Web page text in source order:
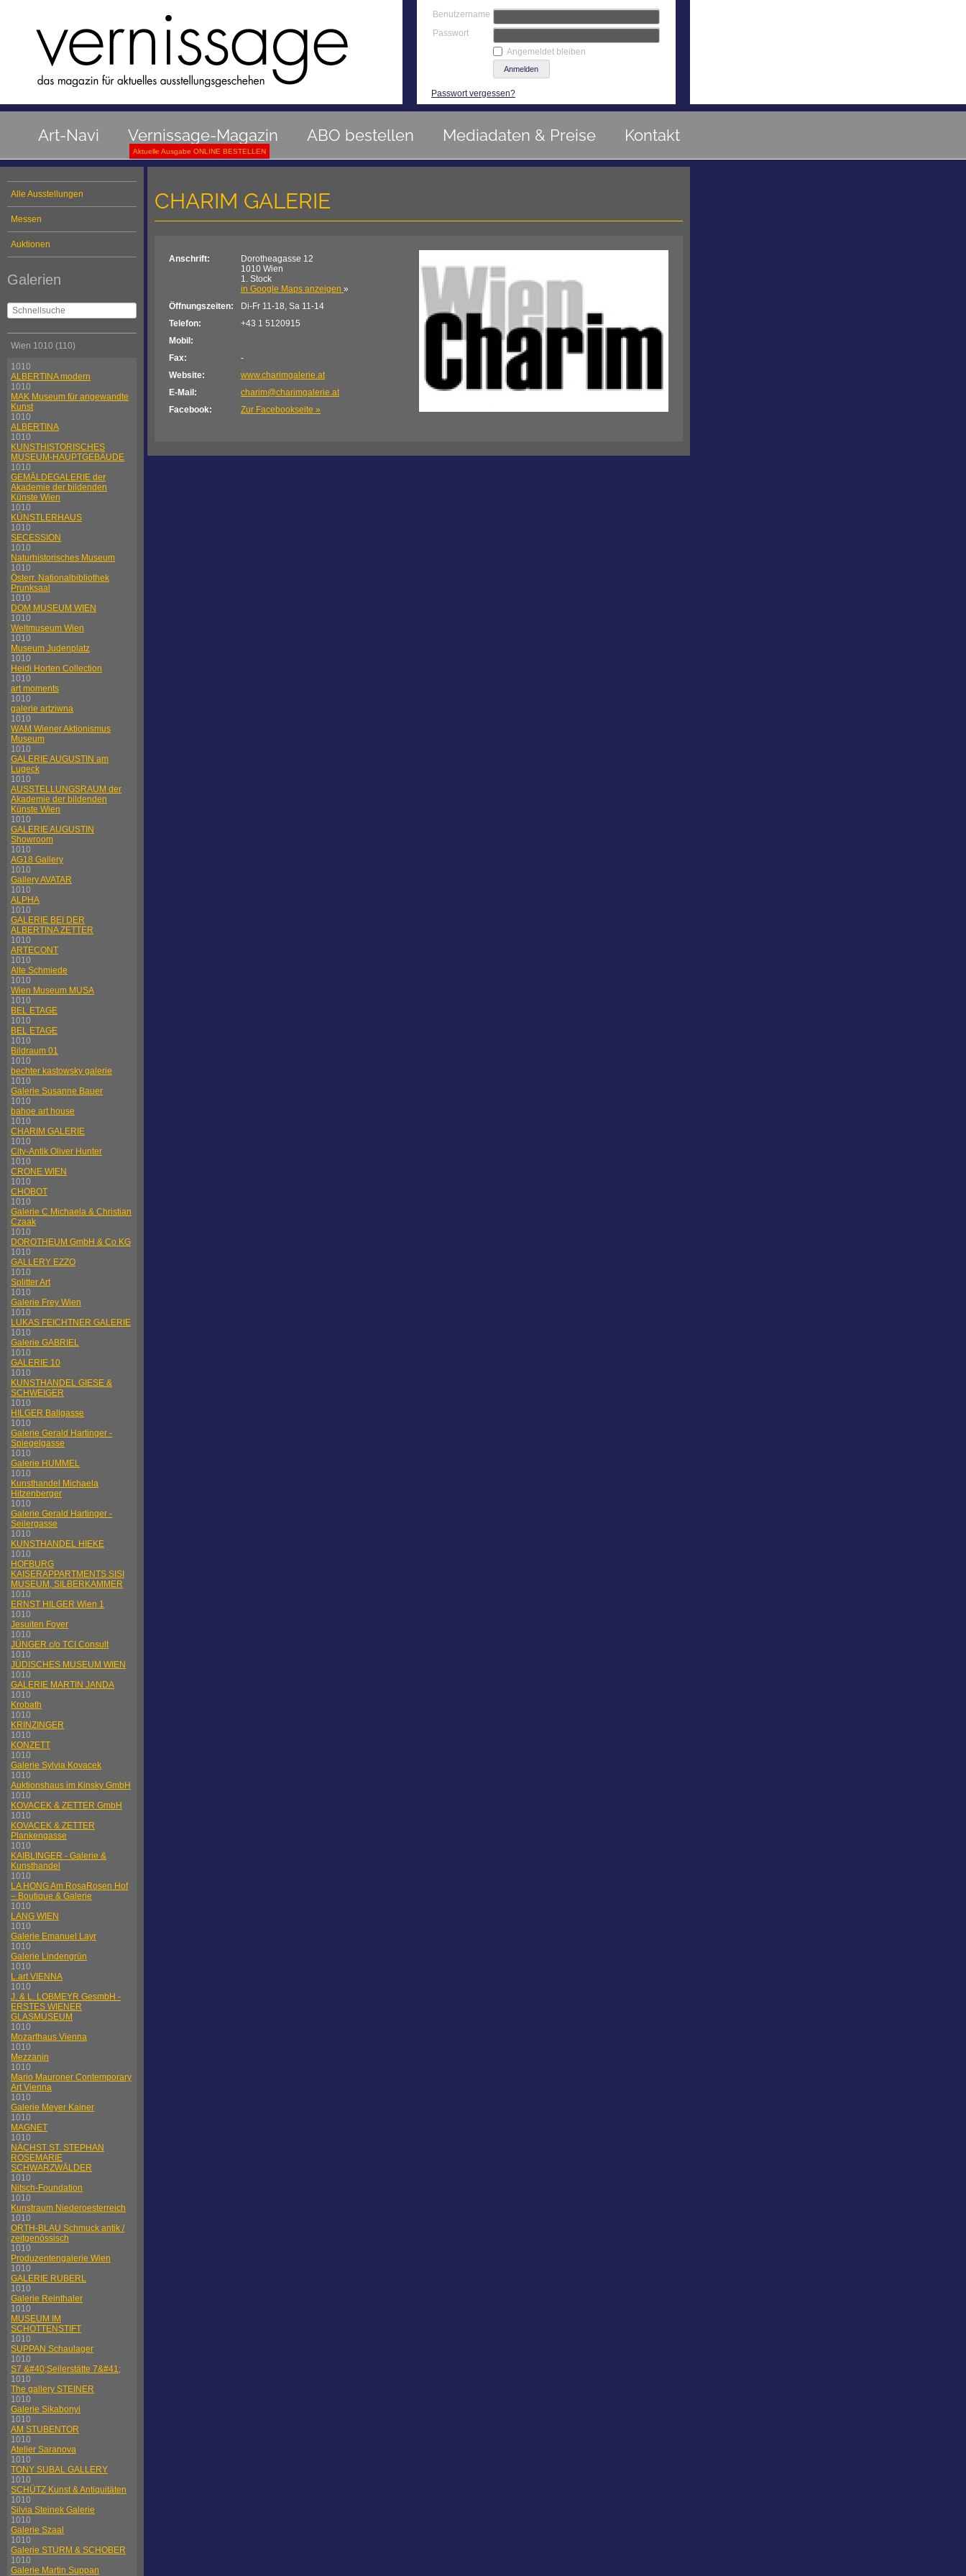
Benutzername
Passwort
Angemeldet bleiben
Passwort vergessen?
Art-Navi Vernissage-Magazin ABO bestellen Mediadaten & Preise Kontakt
Aktuelle Ausgabe ONLINE BESTELLEN
Alle Ausstellungen
Messen
Auktionen
Galerien
Wien 1010 (110)
1010
ALBERTINA modern
1010
MAK Museum für angewandte
Kunst
1010
ALBERTINA
1010
KUNSTHISTORISCHES
MUSEUM-HAUPTGEBÄUDE
1010
GEMÄLDEGALERIE der
Akademie der bildenden
Künste Wien
1010
KÜNSTLERHAUS
1010
SECESSION
1010
Naturhistorisches Museum
1010
Österr. Nationalbibliothek
Prunksaal
1010
DOM MUSEUM WIEN
1010
Weltmuseum Wien
1010
Museum Judenplatz
1010
Heidi Horten Collection
1010
art moments
1010
galerie artziwna
1010
WAM Wiener Aktionismus
Museum
1010
GALERIE AUGUSTIN am
Lugeck
1010
AUSSTELLUNGSRAUM der
Akademie der bildenden
Künste Wien
1010
GALERIE AUGUSTIN
Showroom
1010
AG18 Gallery
1010
Gallery AVATAR
1010
ALPHA
1010
GALERIE BEI DER
ALBERTINA ZETTER
1010
ARTECONT
1010
Alte Schmiede
1010
Wien Museum MUSA
1010
BEL ETAGE
1010
BEL ETAGE
1010
Bildraum 01
1010
bechter kastowsky galerie
1010
Galerie Susanne Bauer
1010
bahoe art house
1010
CHARIM GALERIE
1010
City-Antik Oliver Hunter
1010
CRONE WIEN
1010
CHOBOT
1010
Galerie C Michaela & Christian
Czaak
1010
DOROTHEUM GmbH & Co KG
1010
GALLERY EZZO
1010
Splitter Art
1010
Galerie Frey Wien
1010
LUKAS FEICHTNER GALERIE
1010
Galerie GABRIEL
1010
GALERIE 10
1010
KUNSTHANDEL GIESE &
SCHWEIGER
1010
HILGER Ballgasse
1010
Galerie Gerald Hartinger -
Spiegelgasse
1010
Galerie HUMMEL
1010
Kunsthandel Michaela
Hitzenberger
1010
Galerie Gerald Hartinger -
Seilergasse
1010
KUNSTHANDEL HIEKE
1010
HOFBURG
KAISERAPPARTMENTS SISI
MUSEUM, SILBERKAMMER
1010
ERNST HILGER Wien 1
1010
Jesuiten Foyer
1010
JÜNGER c/o TCI Consult
1010
JÜDISCHES MUSEUM WIEN
1010
GALERIE MARTIN JANDA
1010
Krobath
1010
KRINZINGER
1010
KONZETT
1010
Galerie Sylvia Kovacek
1010
Auktionshaus im Kinsky GmbH
1010
KOVACEK & ZETTER GmbH
1010
KOVACEK & ZETTER
Plankengasse
1010
KAIBLINGER - Galerie &
Kunsthandel
1010
LA HONG Am RosaRosen Hof
– Boutique & Galerie
1010
LANG WIEN
1010
Galerie Emanuel Layr
1010
Galerie Lindengrün
1010
L.art VIENNA
1010
J. & L. LOBMEYR GesmbH -
ERSTES WIENER
GLASMUSEUM
1010
Mozarthaus Vienna
1010
Mezzanin
1010
Mario Mauroner Contemporary
Art Vienna
1010
Galerie Meyer Kainer
1010
MAGNET
1010
NÄCHST ST. STEPHAN
ROSEMARIE
SCHWARZWÄLDER
1010
Nitsch-Foundation
1010
Kunstraum Niederoesterreich
1010
ORTH-BLAU Schmuck antik /
zeitgenössisch
1010
Produzentengalerie Wien
1010
GALERIE RUBERL
1010
Galerie Reinthaler
1010
MUSEUM IM
SCHOTTENSTIFT
1010
SUPPAN Schaulager
1010
S7 &#40;Seilerstätte 7&#41;
1010
The gallery STEINER
1010
Galerie Sikabonyi
1010
AM STUBENTOR
1010
Atelier Saranova
1010
TONY SUBAL GALLERY
1010
SCHÜTZ Kunst & Antiquitäten
1010
Silvia Steinek Galerie
1010
Galerie Szaal
1010
Galerie STURM & SCHOBER
1010
Galerie Martin Suppan
CHARIM GALERIE
Anschrift:
Dorotheagasse 12
1010 Wien
1. Stock
in Google Maps anzeigen »
Öffnungszeiten:
Di-Fr 11-18, Sa 11-14
Telefon:
+43 1 5120915
Mobil:
Fax:
-
Website:
www.charimgalerie.at
E-Mail:
charim@charimgalerie.at
Facebook:
Zur Facebookseite »